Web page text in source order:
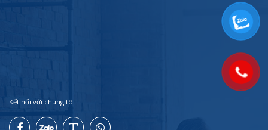
Kết nối với chúng tôi